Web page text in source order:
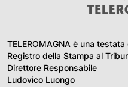
TELEROMAGNA è una
Registro della Stampa al
Direttore Responsabile
Ludovico Luongo